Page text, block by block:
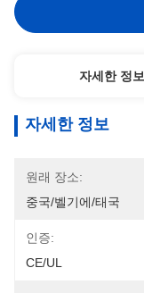
자세한 정보
자세한 정보
원래 장소:
중국/벨기에/태국
인증:
CE/UL